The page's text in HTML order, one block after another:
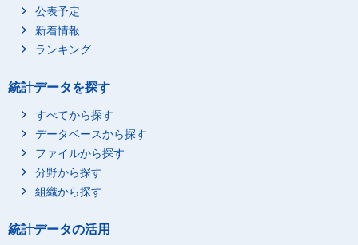
公表予定
新着情報
ランキング
統計データを探す
すべてから探す
データベースから探す
ファイルから探す
分野から探す
組織から探す
統計データの活用